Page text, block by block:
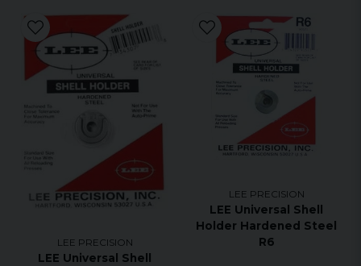
LEE PRECISION
LEE Universal Shell
LEE PRECISION
LEE Universal Shell
Holder Hardened Steel
R6